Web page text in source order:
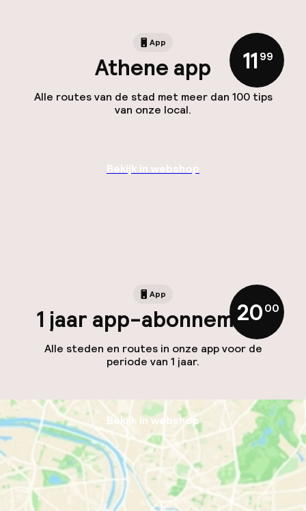
App
Athene app
Alle routes van de stad met meer dan 100 tips
van onze local.
11 ,99
Bekijk in webshop
App
1 jaar app-abonnement
Alle steden en routes in onze app voor de
periode van 1 jaar.
20,00
Bekijk in webshop